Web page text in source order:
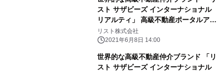
スト サザビーズ インターナショナル
リアルティ」 高級不動産ポータルアプ
リを開発、6/8から提供開始
リスト株式会社
2021年6月8日 14:00
世界的な高級不動産仲介ブランド 「リ
スト サザビーズ インターナショナル